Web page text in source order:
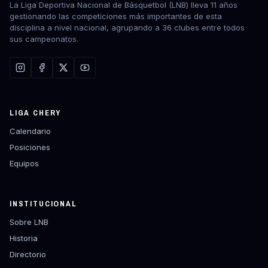
La Liga Deportiva Nacional de Básquetbol (LNB) lleva 11 años
gestionando las competiciones más importantes de esta
disciplina a nivel nacional, agrupando a 36 clubes entre todos
sus campeonatos.
LIGA CHERY
Calendario
Posiciones
Equipos
INSTITUCIONAL
Sobre LNB
Historia
Directorio